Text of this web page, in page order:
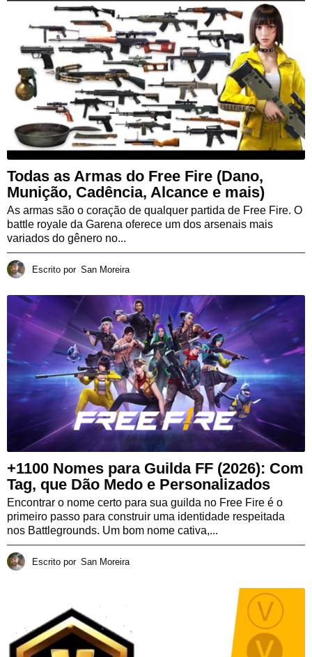
Todas as Armas do Free Fire (Dano,
Munição, Cadência, Alcance e mais)
As armas são o coração de qualquer partida de Free Fire. O
battle royale da Garena oferece um dos arsenais mais
variados do gênero no...
Escrito por San Moreira
+1100 Nomes para Guilda FF (2026): Com
Tag, que Dão Medo e Personalizados
Encontrar o nome certo para sua guilda no Free Fire é o
primeiro passo para construir uma identidade respeitada
nos Battlegrounds. Um bom nome cativa,...
Escrito por San Moreira